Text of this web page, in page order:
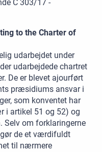
C 303/17 -
to the Charter of
udarbejdet under
udarbejdede chartret
De er blevet ajourført
præsidiums ansvar i
som konventet har
i artikel 51 og 52) og
Selv om forklaringerne
de et værdifuldt
til nærmere